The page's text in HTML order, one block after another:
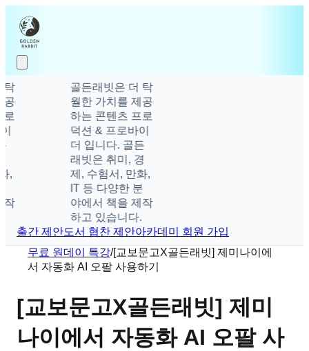
골든래빗은 더 탁
월한 가치를 제공
하는 콘텐츠 프로
덕션 & 프로바이
더 입니다. 골든
래빗은 취미, 경
제, 수험서, 만화,
IT 등 다양한 분
야에서 책을 제작
하고 있습니다.
출간 제안도서 협찬 제안아카데미 회원 가입
무료 원데이 특강/[교보문고X골든래빗] 제미나이에
서 자동화 AI 오팔 사용하기
[교보문고X골든래빗] 제미
나이에서 자동화 AI 오팔 사